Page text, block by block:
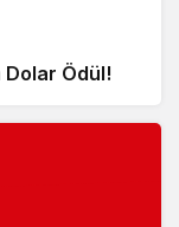
Dolar Ödül!